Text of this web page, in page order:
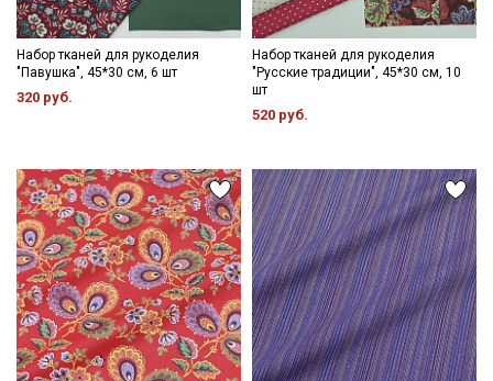
Набор тканей для рукоделия
"Павушка", 45*30 см, 6 шт
320 руб.
Набор тканей для рукоделия
"Русские традиции", 45*30 см, 10
шт
520 руб.